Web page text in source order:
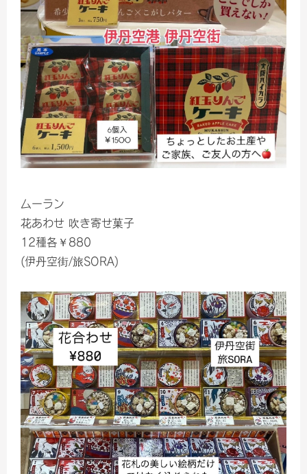
ムーラン
花あわせ 吹き寄せ菓子
12種各￥880
(伊丹空街/旅SORA)